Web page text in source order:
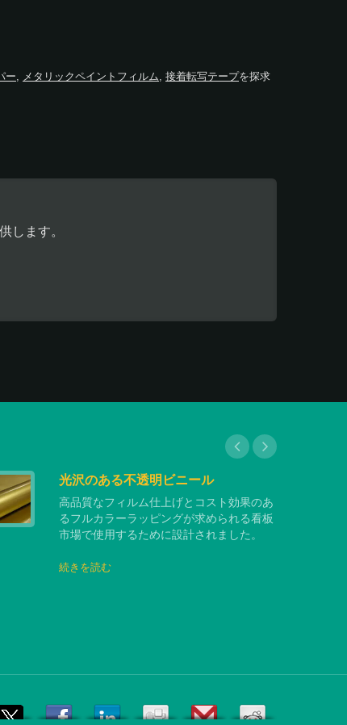
ー メタリックペイントフィルム 接着転写テープを探求
します。
光沢のある不透明ビニール
高品質なフィルム仕上げとコスト効果のあ
るフルカラーラッピングが求められる看板
市場で使用するために設計されました。
続きを読む